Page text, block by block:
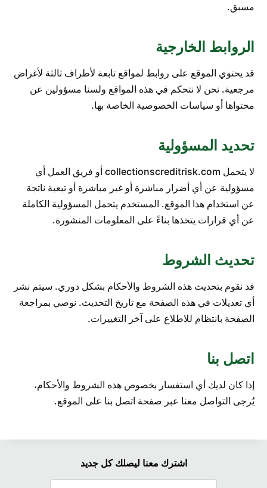
مسبق.
الروابط الخارجية
قد يحتوي الموقع على روابط لمواقع تابعة لأطراف ثالثة لأغراض
مرجعية. نحن لا نتحكم في هذه المواقع ولسنا مسؤولين عن
محتواها أو سياسات الخصوصية الخاصة بها.
تحديد المسؤولية
لا يتحمل collectionscreditrisk.com أو فريق العمل أي
مسؤولية عن أي أضرار مباشرة أو غير مباشرة أو تبعية ناتجة
عن استخدام هذا الموقع. المستخدم يتحمل المسؤولية الكاملة
عن أي قرارات يتخذها بناءً على المعلومات المنشورة.
تحديث الشروط
قد نقوم بتحديث هذه الشروط والأحكام بشكل دوري. سيتم نشر
أي تعديلات في هذه الصفحة مع تاريخ التحديث. نوصي بمراجعة
الصفحة بانتظام للاطلاع على آخر التغييرات.
اتصل بنا
إذا كان لديك أي استفسار بخصوص هذه الشروط والأحكام،
يُرجى التواصل معنا عبر صفحة اتصل بنا على الموقع.
اشترك معنا ليصلك كل جديد